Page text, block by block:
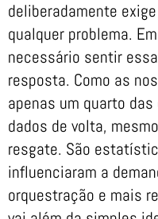
deliberadamente
qualquer problema.
necessário sentir
resposta. Como as
apenas um quarto
dados de volta,
resgate. São
influenciaram a
orquestração e mais